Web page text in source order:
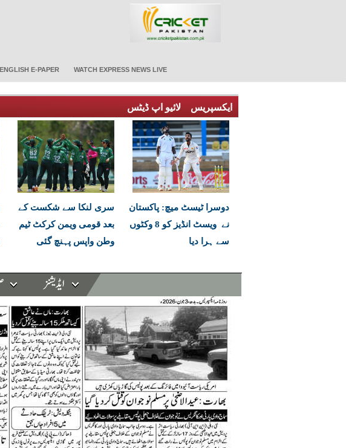
ENGLISH E-PAPER WATCH EXPRESS NEWS LIVE
ایکسپریس لائیو اپ ڈیٹس
دوسرا ٹیسٹ میچ: پاکستان
نے ویسٹ انڈیز کو 8 وکٹوں
سے ہرا دیا
سری لنکا سے شکست کے
بعد قومی ویمن کرکٹ ٹیم
وطن واپس پہنچ گئی